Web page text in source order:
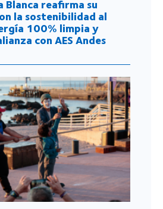
Blanca reafirma su
la sostenibilidad al
100% limpia y
con AES Andes